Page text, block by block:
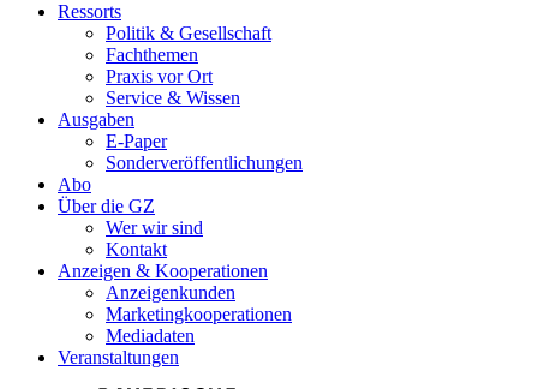
Ressorts
Politik & Gesellschaft
Fachthemen
Praxis vor Ort
Service & Wissen
Ausgaben
E-Paper
Sonderveröffentlichungen
Abo
Über die GZ
Wer wir sind
Kontakt
Anzeigen & Kooperationen
Anzeigenkunden
Marketingkooperationen
Mediadaten
Veranstaltungen